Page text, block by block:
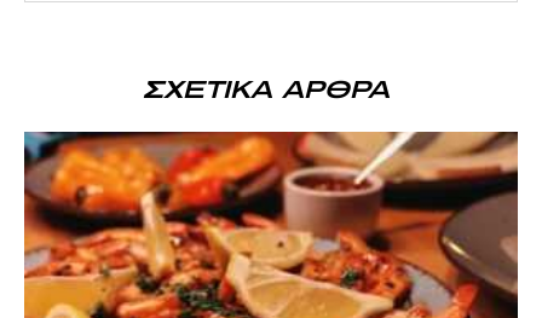
ΣΧΕΤΙΚΑ ΑΡΘΡΑ